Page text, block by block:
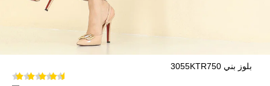
بلوز بني 3055KTR750